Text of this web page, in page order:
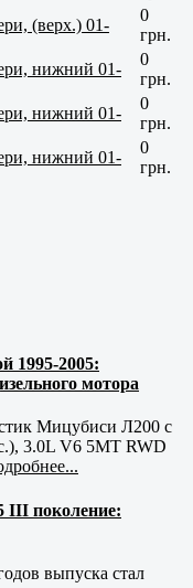
(верх.) 01-
0
грн.
нижний 01-
0
грн.
нижний 01-
0
грн.
нижний 01-
0
грн.
1995-2005:
мотора
Мицубиси Л200 с
3.0L V6 5MT RWD
III поколение:
выпуска стал